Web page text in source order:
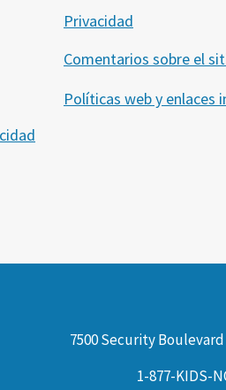
Privacidad
Comentarios sobre el
Políticas web y enlaces
7500 Security
1-877-KIDS-